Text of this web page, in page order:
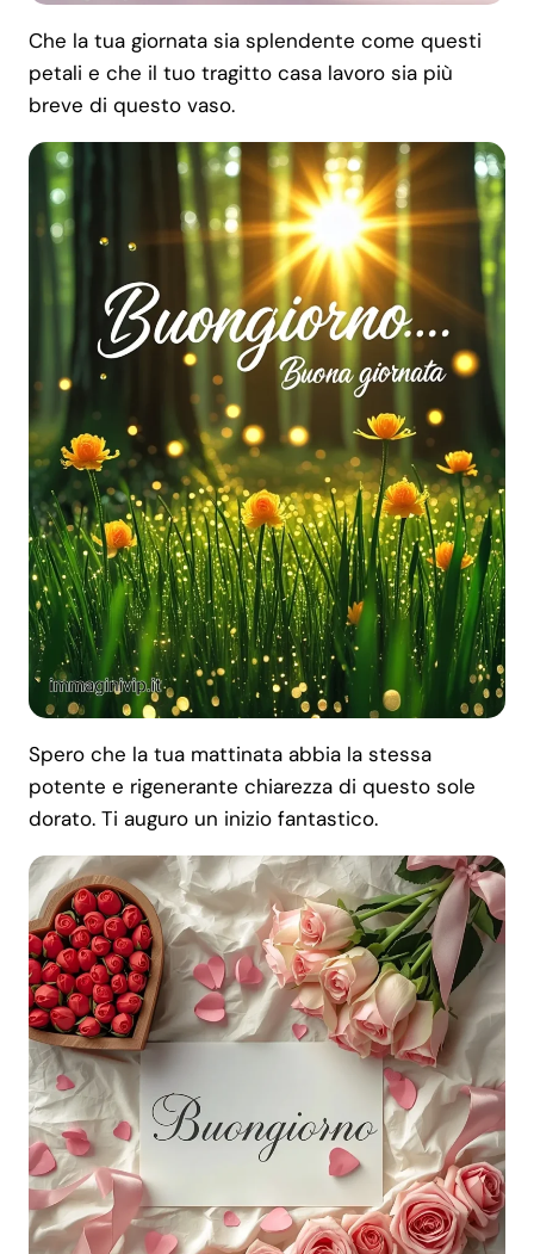
Che la tua giornata sia splendente come questi
petali e che il tuo tragitto casa lavoro sia più
breve di questo vaso.
Spero che la tua mattinata abbia la stessa
potente e rigenerante chiarezza di questo sole
dorato. Ti auguro un inizio fantastico.